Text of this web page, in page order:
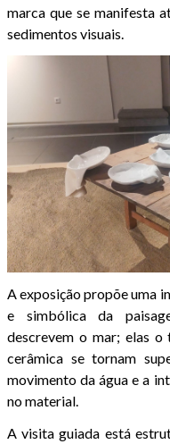
marca que se manifesta
sedimentos visuais.
A exposição propõe uma
e simbólica da
descrevem o mar; elas
cerâmica se tornam
movimento da água e a
no material.
A visita guiada está